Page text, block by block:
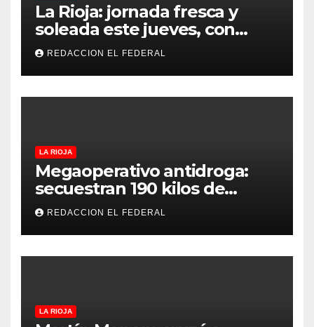
La Rioja: jornada fresca y
soleada este jueves, con
temperaturas estables para
el viernes
REDACCION EL FEDERAL
LA RIOJA
Megaoperativo antidroga:
secuestran 190 kilos de
marihuana que tenían como
destino La Rioja y Catamarca
REDACCION EL FEDERAL
LA RIOJA